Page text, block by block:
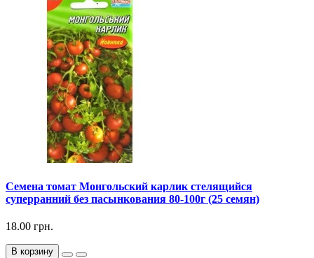
Семена томат Монгольский карлик стелящийся
суперранний без пасынкования 80-100г (25 семян)
18.00 грн.
В корзину